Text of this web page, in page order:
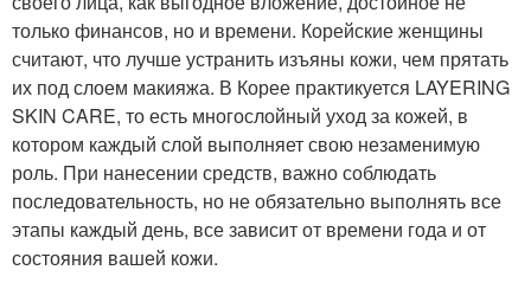
только финансов, но и времени. Корейские женщины
считают, что лучше устранить изъяны кожи, чем прятать
их под слоем макияжа. В Корее практикуется LAYERING
SKIN CARE, то есть многослойный уход за кожей, в
котором каждый слой выполняет свою незаменимую
роль. При нанесении средств, важно соблюдать
последовательность, но не обязательно выполнять все
этапы каждый день, все зависит от времени года и от
состояния вашей кожи.